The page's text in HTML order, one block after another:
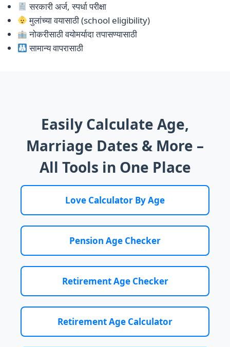
सरकारी अर्ज, स्पर्धा परीक्षा
मुलांच्या वयासाठी (school eligibility)
नोकरीसाठी वयोमर्यादा तपासण्यासाठी
सामान्य वापरासाठी
Easily Calculate Age,
Marriage Dates & More –
All Tools in One Place
Love Calculator By Age
Pension Age Checker
Retirement Age Checker
Retirement Age Calculator